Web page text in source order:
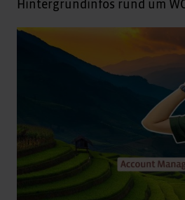
Hintergrundinfos rund um